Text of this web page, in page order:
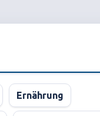
Ernährung